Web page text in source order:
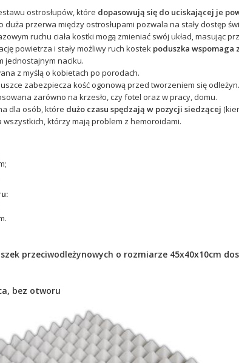
ostrosłupów, które dopasowują się do uciskającej je
duża przerwa między ostrosłupami pozwala na stały dostęp
ruchu ciała kostki mogą zmieniać swój układ, masując
powietrza i stały możliwy ruch kostek poduszka wspomaga
jednostajnym naciku.
z myślą o kobietach po porodach.
zabezpiecza kość ogonową przed tworzeniem się odleżyn.
zarówno na krzesło, czy fotel oraz w pracy, domu.
dla osób, które dużo czasu spędzają w pozycji siedzącej
wszystkich, którzy mają problem z hemoroidami.
przeciwodleżynowych o rozmiarze 45x40x10cm
bez otworu